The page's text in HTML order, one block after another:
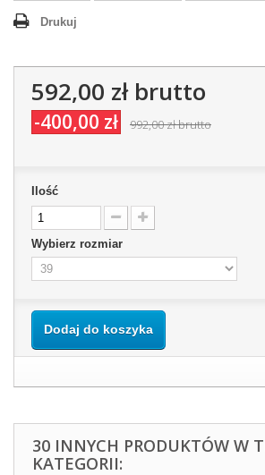
Drukuj
592,00 złbrutto
-400,00 zł 992,00 złbrutto
Ilość
Wybierz rozmiar
Dodaj do koszyka
30 INNYCH PRODUKTÓW W
KATEGORII: